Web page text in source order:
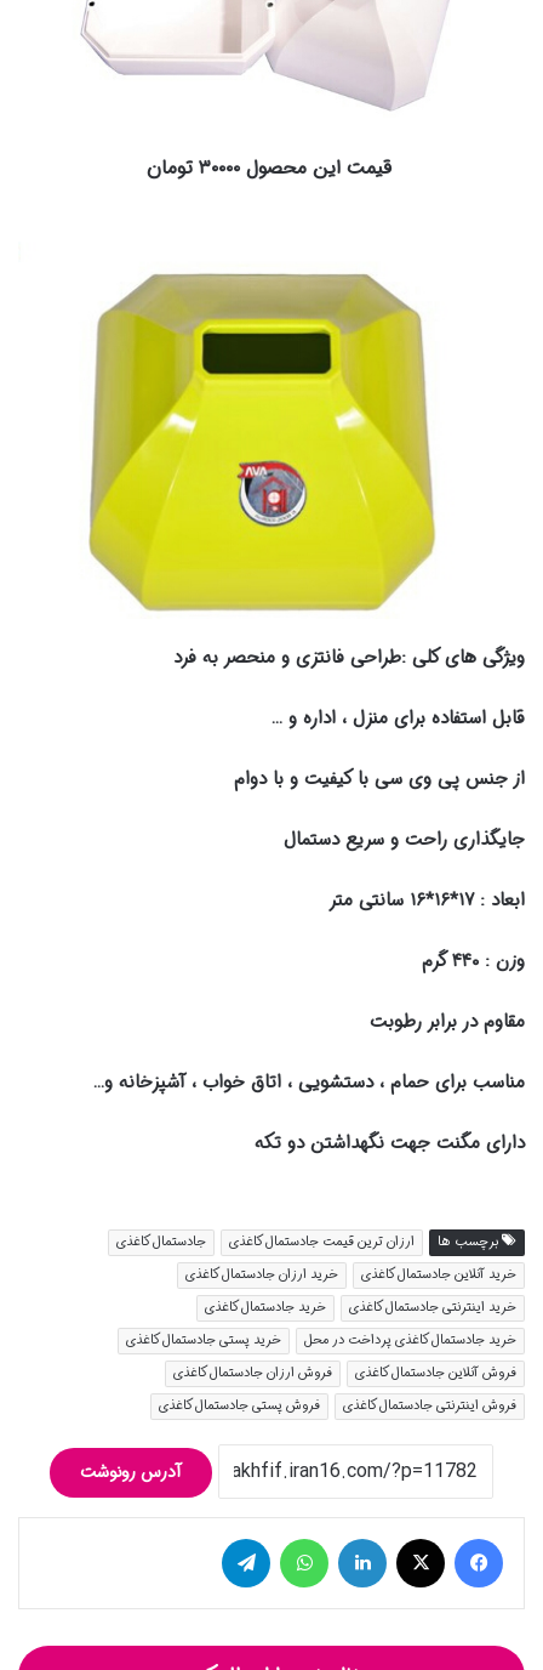
قیمت این محصول ۳۰۰۰۰ تومان
ویژگی های کلی :طراحی فانتزی و منحصر به فرد
قابل استفاده برای منزل ، اداره و …
از جنس پی وی سی با کیفیت و با دوام
جایگذاری راحت و سریع دستمال
ابعاد : ۱۷*۱۶*۱۶ سانتی متر
وزن : ۴۴۰ گرم
مقاوم در برابر رطوبت
مناسب برای حمام ، دستشویی ، اتاق خواب ، آشپزخانه و…
دارای مگنت جهت نگهداشتن دو تکه
برچسب ها ارزان ترین قیمت جادستمال کاغذی
جادستمال کاغذی
خرید آنلاین جادستمال کاغذی
خرید ارزان جادستمال کاغذی
خرید اینترنتی جادستمال کاغذی
خرید جادستمال کاغذی
خرید جادستمال کاغذی پرداخت در محل
خرید پستی جادستمال کاغذی
فروش آنلاین جادستمال کاغذی
فروش ارزان جادستمال کاغذی
فروش اینترنتی جادستمال کاغذی
فروش پستی جادستمال کاغذی
آدرس رونوشت
فیس بوک لینکدین واتس آپ